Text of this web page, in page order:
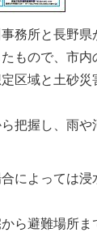
務所と長野
もので、市
区域と土砂
把握し、雨
によっては
ら避難場所